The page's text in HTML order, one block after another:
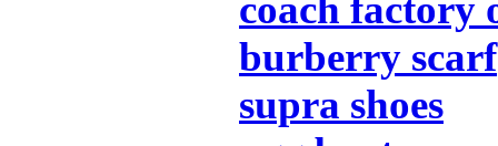
burberry scarf
supra shoes